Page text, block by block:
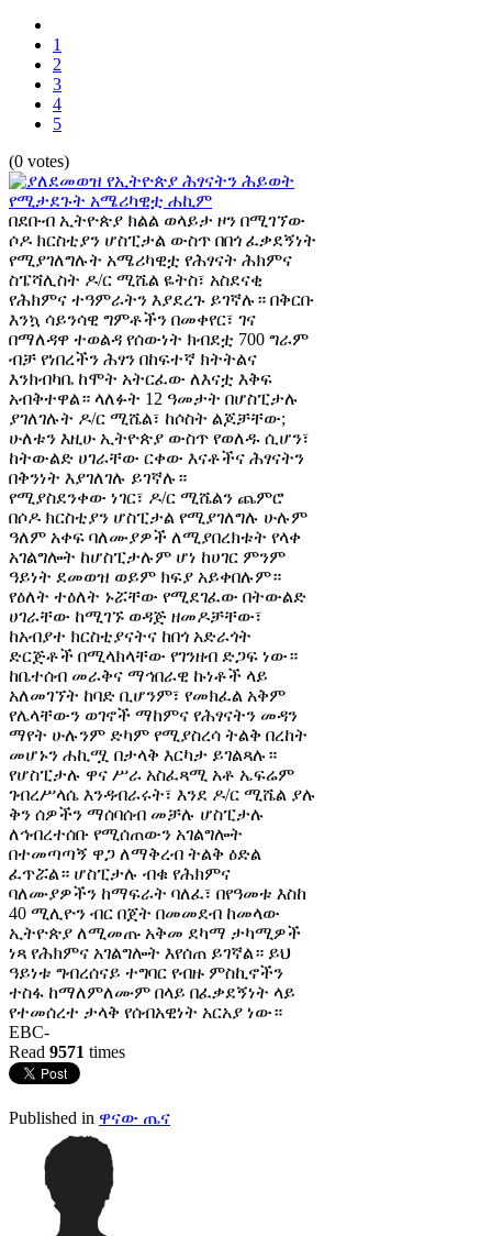
1
2
3
4
5
(0 votes)
በደቡብ ኢትዮጵያ ክልል ወላይታ ዞን በሚገኘው
ሶዶ ክርስቲያን ሆስፒታል ውስጥ በበጎ ፈቃደኝነት
የሚያገለግሉት አሜሪካዊቷ የሕፃናት ሕክምና
ስፔሻሊስት ዶ/ር ሚሼል ዬትስ፣ አስደናቂ
የሕክምና ተዓምራትን እያደረጉ ይገኛሉ። በቅርቡ
እንኳ ሳይንሳዊ ግምቶችን በመቀየር፣ ገና
በማለዳዋ ተወልዳ የሰውነት ክብደቷ 700 ግራም
ብቻ የነበረችን ሕፃን በከፍተኛ ክትትልና
እንክብካቤ ከሞት አትርፈው ለእናቷ እቅፍ
አብቅተዋል። ላለፉት 12 ዓመታት በሆስፒታሉ
ያገለገሉት ዶ/ር ሚሼል፣ ከሶስት ልጆቻቸው;
ሁለቱን እዚሁ ኢትዮጵያ ውስጥ የወለዱ ሲሆን፣
ከትውልድ ሀገራቸው ርቀው እናቶችና ሕፃናትን
በቅንነት እያገለገሉ ይገኛሉ።
የሚያስደንቀው ነገር፣ ዶ/ር ሚሼልን ጨምሮ
በሶዶ ክርስቲያን ሆስፒታል የሚያገለግሉ ሁሉም
ዓለም አቀፍ ባለሙያዎች ለሚያበረክቱት የላቀ
አገልግሎት ከሆስፒታሉም ሆነ ከሀገር ምንም
ዓይነት ደመወዝ ወይም ክፍያ አይቀበሉም።
የዕለት ተዕለት ኑሯቸው የሚደገፈው በትውልድ
ሀገራቸው ከሚገኙ ወዳጅ ዘመዶቻቸው፣
ከአብያተ ክርስቲያናትና ከበጎ አድራጎት
ድርጅቶች በሚላክላቸው የገንዘብ ድጋፍ ነው።
ከቤተሰብ መራቅና ማኅበራዊ ኩነቶች ላይ
አለመገኘት ከባድ ቢሆንም፣ የመክፈል አቅም
የሌላቸውን ወገኖች ማከምና የሕፃናትን መዳን
ማየት ሁሉንም ድካም የሚያስረሳ ትልቅ በረከት
መሆኑን ሐኪሟ በታላቅ እርካታ ይገልጻሉ።
የሆስፒታሉ ዋና ሥራ አስፈጻሚ አቶ ኤፍሬም
ገብረሥላሴ እንዳብራሩት፣ እንደ ዶ/ር ሚሼል ያሉ
ቅን ሰዎችን ማሰባሰብ መቻሉ ሆስፒታሉ
ለኅብረተሰቡ የሚሰጠውን አገልግሎት
በተመጣጣኝ ዋጋ ለማቅረብ ትልቅ ዕድል
ፈጥሯል። ሆስፒታሉ ብቁ የሕክምና
ባለሙያዎችን ከማፍራት ባለፈ፣ በየዓመቱ እስከ
40 ሚሊዮን ብር በጀት በመመደብ ከመላው
ኢትዮጵያ ለሚመጡ አቅመ ደካማ ታካሚዎች
ነጻ የሕክምና አገልግሎት እየሰጠ ይገኛል። ይህ
ዓይነቱ ግብረሰናይ ተግባር የብዙ ምስኪኖችን
ተስፋ ከማለምለሙም በላይ በፈቃደኝነት ላይ
የተመሰረተ ታላቅ የሰብአዊነት አርአያ ነው።
EBC-
Read 9571 times
Published in ዋናው ጤና